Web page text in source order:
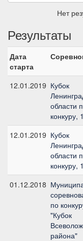
Нет
Результаты
Дата
старта
12.01.2019 Кубок
области
конкуру,
12.01.2019 Кубок
области
конкуру,
01.12.2018
по
"Кубок
района"